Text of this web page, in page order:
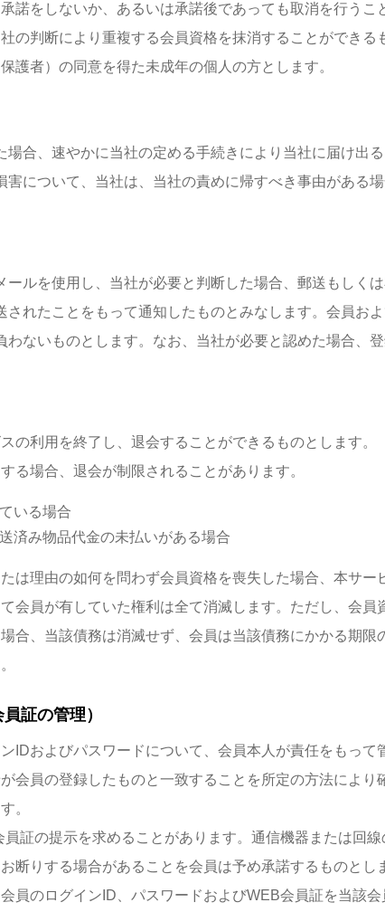
諾をしないか、あるいは承諾後であっても取消を行うこ
の判断により重複する会員資格を抹消することができる
護者）の同意を得た未成年の個人の方とします。
合、速やかに当社の定める手続きにより当社に届け出
について、当社は、当社の責めに帰すべき事由がある
ルを使用し、当社が必要と判断した場合、郵送もしく
れたことをもって通知したものとみなします。会員お
ないものとします。なお、当社が必要と認めた場合、
の利用を終了し、退会することができるものとします。
る場合、退会が制限されることがあります。
いる場合
済み物品代金の未払いがある場合
は理由の如何を問わず会員資格を喪失した場合、本サ
会員が有していた権利は全て消滅します。ただし、会
合、当該債務は消滅せず、会員は当該債務にかかる期限
証の管理）
IDおよびパスワードについて、会員本人が責任をもって
会員の登録したものと一致することを所定の方法により
。
証の提示を求めることがあります。通信機器または回
断りする場合があることを会員は予め承諾するものとし
員のログインID、パスワードおよびWEB会員証を当該